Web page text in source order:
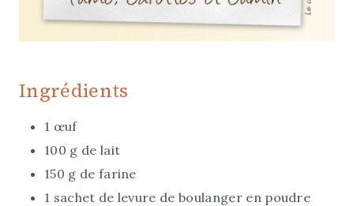
Ingrédients
1 œuf
100 g de lait
150 g de farine
1 sachet de levure de boulanger en poudre